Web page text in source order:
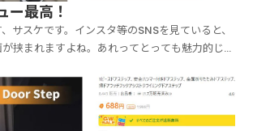
ー最高！
サスケです。インスタ等のSNSを見ていると、
挟まれますよね。あれってとっても魅力的じゃ
で画像検索してみると…はい、大体出てきます！
笑。今回ご紹介するのはこちら...